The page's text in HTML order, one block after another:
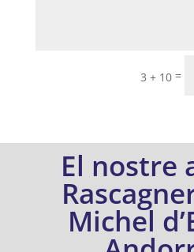
3 + 10 =
El nostre
Michel